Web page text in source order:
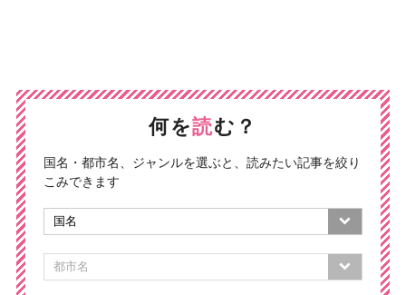
何を読む？
国名・都市名、ジャンルを選ぶと、読みたい記事を絞り
こみできます